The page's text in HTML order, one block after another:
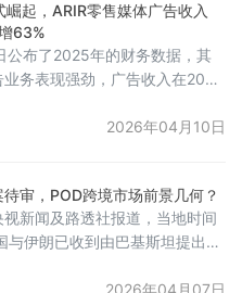
全球约30%的交易量，并将结
半。值得注意的是，若商家未
主流的本地化支付方式，可能
的转化率
崛起，ARIR零售媒体广告收入
63%
公布了2025年的财务数据，其
务表现强劲，广告收入在2025
，零售媒体渠道正日益受到广告
2026年04月10日
审，POD跨境市场前景几何？
新闻及路透社报道，当地时间
与伊朗已收到由巴基斯坦提出的
即时停火、重新开放霍尔木兹海
2026年04月07日